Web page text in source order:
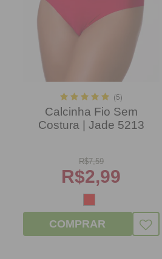
(5)
Calcinha Fio Sem
Costura | Jade 5213
R$7,59
R$2,99
COMPRAR